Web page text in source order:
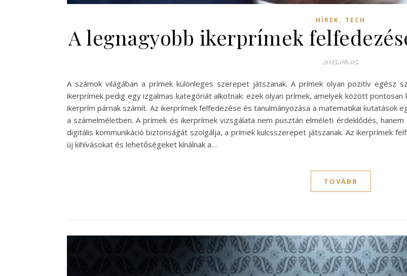
HÍREK, TECH
A legnagyobb ikerprímek
2025.06.05.
A számok világában a prímek különleges szerepet játszanak. A prímek olyan pozitív egész
ikerprímek pedig egy izgalmas kategóriát alkotnak: ezek olyan prímek, amelyek között
ikerprím párnak számít. Az ikerprímek felfedezése és tanulmányozása a matematikai
a számelméletben. A prímek és ikerprímek vizsgálata nem pusztán elméleti érdeklődés,
digitális kommunikáció biztonságát szolgálja, a prímek kulcsszerepet játszanak. Az ikerprímek
új kihívásokat és lehetőségeket kínálnak a…
TOVÁBB